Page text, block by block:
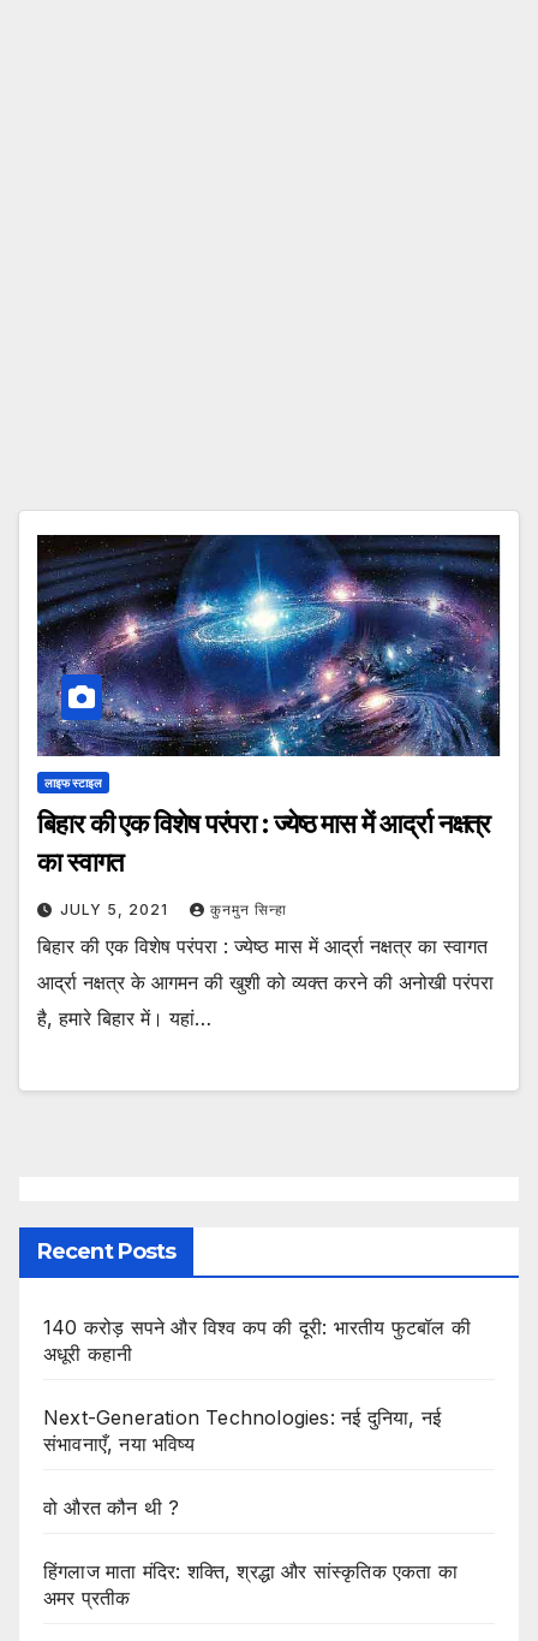
लाइफ स्टाइल
बिहार की एक विशेष परंपरा : ज्येष्ठ मास में आर्द्रा नक्षत्र
का स्वागत
JULY 5, 2021 कुनमुन सिन्हा
बिहार की एक विशेष परंपरा : ज्येष्ठ मास में आर्द्रा नक्षत्र का स्वागत
आर्द्रा नक्षत्र के आगमन की खुशी को व्यक्त करने की अनोखी परंपरा
है, हमारे बिहार में। यहां…
Recent Posts
140 करोड़ सपने और विश्व कप की दूरी: भारतीय फुटबॉल की
अधूरी कहानी
Next-Generation Technologies: नई दुनिया, नई
संभावनाएँ, नया भविष्य
वो औरत कौन थी ?
हिंगलाज माता मंदिर: शक्ति, श्रद्धा और सांस्कृतिक एकता का
अमर प्रतीक